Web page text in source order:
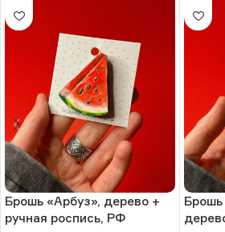
Брошь «Арбуз», дерево +
ручная роспись, РФ